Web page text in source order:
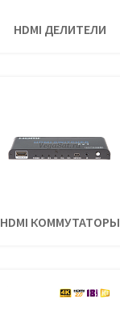
HDMI ДЕЛИТЕЛИ
HDMI КОММУТАТОРЫ